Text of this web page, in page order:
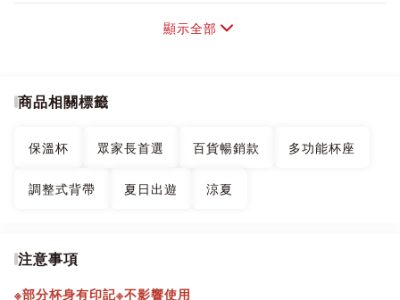
●多功能杯座/肩背帶:
A:水壺固定狀態:
時，讓水壺牢牢固定在皮套內，不會分離掉落。
蓋上蓋子將背套帶從後面繞過連接。使用杯套帶可以將皮套固
定在背包、嬰兒車、腳踏車等上面，更加方便水壺飲用。
顯示全部
商品相關標籤
保溫杯 眾家長首選 百貨暢銷款 多功能杯座
調整式背帶 夏日出遊 涼夏
注意事項
※部分杯身有印記※不影響使用